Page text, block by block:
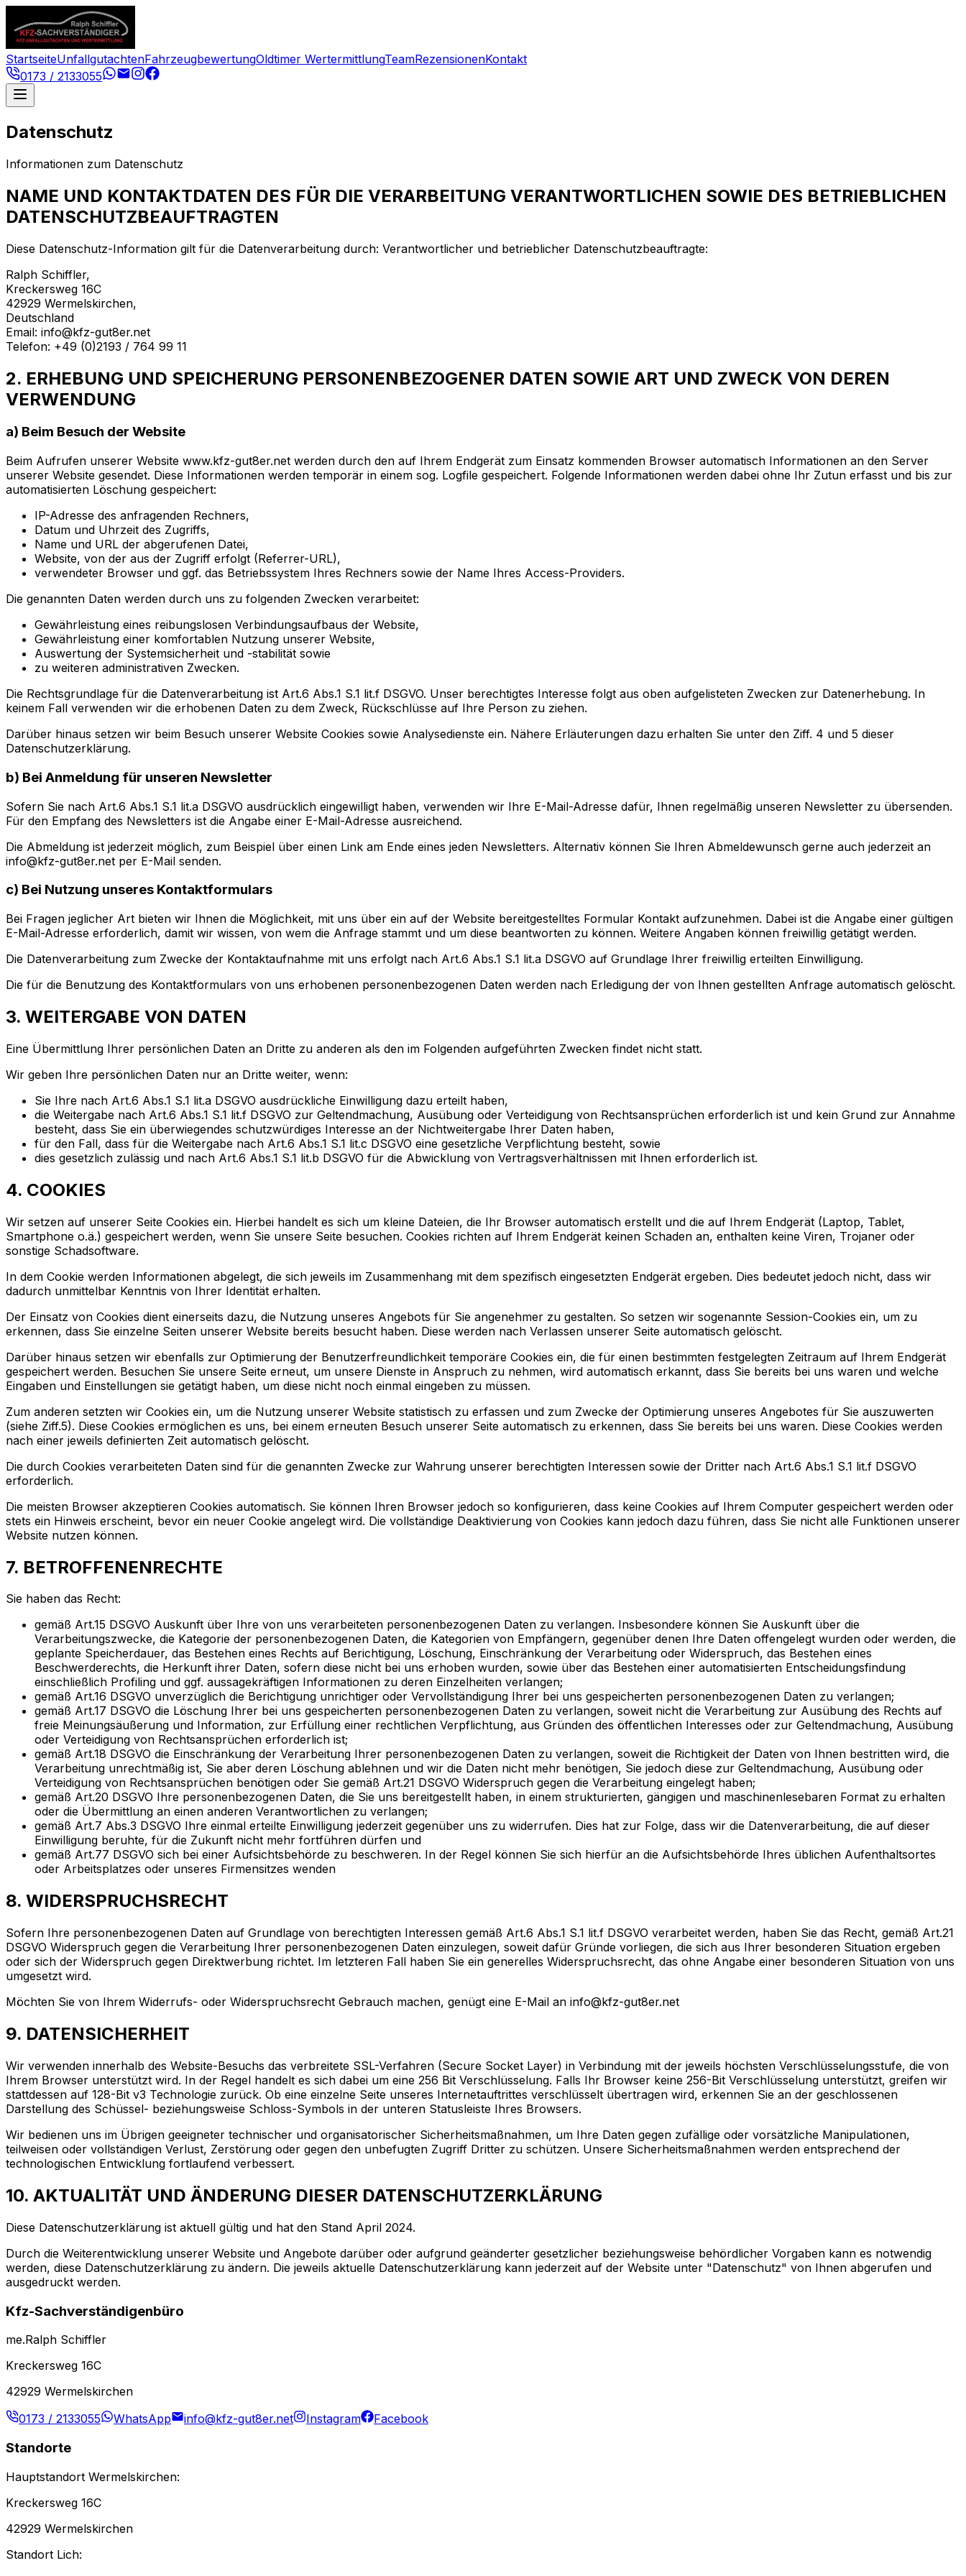
StartseiteUnfallgutachtenFahrzeugbewertungOldtimer WertermittlungTeamRezensionenKontakt
0173 / 2133055
Datenschutz
Informationen zum Datenschutz
NAME UND KONTAKTDATEN DES FÜR DIE VERARBEITUNG VERANTWORTLICHEN SOWIE DES BETRIEBLICHEN
DATENSCHUTZBEAUFTRAGTEN
Diese Datenschutz-Information gilt für die Datenverarbeitung durch: Verantwortlicher und betrieblicher Datenschutzbeauftragte:
Ralph Schiffler,
Kreckersweg 16C
42929 Wermelskirchen,
Deutschland
Email: info@kfz-gut8er.net
Telefon: +49 (0)2193 / 764 99 11
2. ERHEBUNG UND SPEICHERUNG PERSONENBEZOGENER DATEN SOWIE ART UND ZWECK VON DEREN
VERWENDUNG
a) Beim Besuch der Website
Beim Aufrufen unserer Website www.kfz-gut8er.net werden durch den auf Ihrem Endgerät zum Einsatz kommenden Browser automatisch Informationen an den Server
unserer Website gesendet. Diese Informationen werden temporär in einem sog. Logfile gespeichert. Folgende Informationen werden dabei ohne Ihr Zutun erfasst und bis zur
automatisierten Löschung gespeichert:
IP-Adresse des anfragenden Rechners,
Datum und Uhrzeit des Zugriffs,
Name und URL der abgerufenen Datei,
Website, von der aus der Zugriff erfolgt (Referrer-URL),
verwendeter Browser und ggf. das Betriebssystem Ihres Rechners sowie der Name Ihres Access-Providers.
Die genannten Daten werden durch uns zu folgenden Zwecken verarbeitet:
Gewährleistung eines reibungslosen Verbindungsaufbaus der Website,
Gewährleistung einer komfortablen Nutzung unserer Website,
Auswertung der Systemsicherheit und -stabilität sowie
zu weiteren administrativen Zwecken.
Die Rechtsgrundlage für die Datenverarbeitung ist Art.6 Abs.1 S.1 lit.f DSGVO. Unser berechtigtes Interesse folgt aus oben aufgelisteten Zwecken zur Datenerhebung. In
keinem Fall verwenden wir die erhobenen Daten zu dem Zweck, Rückschlüsse auf Ihre Person zu ziehen.
Darüber hinaus setzen wir beim Besuch unserer Website Cookies sowie Analysedienste ein. Nähere Erläuterungen dazu erhalten Sie unter den Ziff. 4 und 5 dieser
Datenschutzerklärung.
b) Bei Anmeldung für unseren Newsletter
Sofern Sie nach Art.6 Abs.1 S.1 lit.a DSGVO ausdrücklich eingewilligt haben, verwenden wir Ihre E-Mail-Adresse dafür, Ihnen regelmäßig unseren Newsletter zu übersenden.
Für den Empfang des Newsletters ist die Angabe einer E-Mail-Adresse ausreichend.
Die Abmeldung ist jederzeit möglich, zum Beispiel über einen Link am Ende eines jeden Newsletters. Alternativ können Sie Ihren Abmeldewunsch gerne auch jederzeit an
info@kfz-gut8er.net per E-Mail senden.
c) Bei Nutzung unseres Kontaktformulars
Bei Fragen jeglicher Art bieten wir Ihnen die Möglichkeit, mit uns über ein auf der Website bereitgestelltes Formular Kontakt aufzunehmen. Dabei ist die Angabe einer gültigen
E-Mail-Adresse erforderlich, damit wir wissen, von wem die Anfrage stammt und um diese beantworten zu können. Weitere Angaben können freiwillig getätigt werden.
Die Datenverarbeitung zum Zwecke der Kontaktaufnahme mit uns erfolgt nach Art.6 Abs.1 S.1 lit.a DSGVO auf Grundlage Ihrer freiwillig erteilten Einwilligung.
Die für die Benutzung des Kontaktformulars von uns erhobenen personenbezogenen Daten werden nach Erledigung der von Ihnen gestellten Anfrage automatisch gelöscht.
3. WEITERGABE VON DATEN
Eine Übermittlung Ihrer persönlichen Daten an Dritte zu anderen als den im Folgenden aufgeführten Zwecken findet nicht statt.
Wir geben Ihre persönlichen Daten nur an Dritte weiter, wenn:
Sie Ihre nach Art.6 Abs.1 S.1 lit.a DSGVO ausdrückliche Einwilligung dazu erteilt haben,
die Weitergabe nach Art.6 Abs.1 S.1 lit.f DSGVO zur Geltendmachung, Ausübung oder Verteidigung von Rechtsansprüchen erforderlich ist und kein Grund zur Annahme
besteht, dass Sie ein überwiegendes schutzwürdiges Interesse an der Nichtweitergabe Ihrer Daten haben,
für den Fall, dass für die Weitergabe nach Art.6 Abs.1 S.1 lit.c DSGVO eine gesetzliche Verpflichtung besteht, sowie
dies gesetzlich zulässig und nach Art.6 Abs.1 S.1 lit.b DSGVO für die Abwicklung von Vertragsverhältnissen mit Ihnen erforderlich ist.
4. COOKIES
Wir setzen auf unserer Seite Cookies ein. Hierbei handelt es sich um kleine Dateien, die Ihr Browser automatisch erstellt und die auf Ihrem Endgerät (Laptop, Tablet,
Smartphone o.ä.) gespeichert werden, wenn Sie unsere Seite besuchen. Cookies richten auf Ihrem Endgerät keinen Schaden an, enthalten keine Viren, Trojaner oder
sonstige Schadsoftware.
In dem Cookie werden Informationen abgelegt, die sich jeweils im Zusammenhang mit dem spezifisch eingesetzten Endgerät ergeben. Dies bedeutet jedoch nicht, dass wir
dadurch unmittelbar Kenntnis von Ihrer Identität erhalten.
Der Einsatz von Cookies dient einerseits dazu, die Nutzung unseres Angebots für Sie angenehmer zu gestalten. So setzen wir sogenannte Session-Cookies ein, um zu
erkennen, dass Sie einzelne Seiten unserer Website bereits besucht haben. Diese werden nach Verlassen unserer Seite automatisch gelöscht.
Darüber hinaus setzen wir ebenfalls zur Optimierung der Benutzerfreundlichkeit temporäre Cookies ein, die für einen bestimmten festgelegten Zeitraum auf Ihrem Endgerät
gespeichert werden. Besuchen Sie unsere Seite erneut, um unsere Dienste in Anspruch zu nehmen, wird automatisch erkannt, dass Sie bereits bei uns waren und welche
Eingaben und Einstellungen sie getätigt haben, um diese nicht noch einmal eingeben zu müssen.
Zum anderen setzten wir Cookies ein, um die Nutzung unserer Website statistisch zu erfassen und zum Zwecke der Optimierung unseres Angebotes für Sie auszuwerten
(siehe Ziff.5). Diese Cookies ermöglichen es uns, bei einem erneuten Besuch unserer Seite automatisch zu erkennen, dass Sie bereits bei uns waren. Diese Cookies werden
nach einer jeweils definierten Zeit automatisch gelöscht.
Die durch Cookies verarbeiteten Daten sind für die genannten Zwecke zur Wahrung unserer berechtigten Interessen sowie der Dritter nach Art.6 Abs.1 S.1 lit.f DSGVO
erforderlich.
Die meisten Browser akzeptieren Cookies automatisch. Sie können Ihren Browser jedoch so konfigurieren, dass keine Cookies auf Ihrem Computer gespeichert werden oder
stets ein Hinweis erscheint, bevor ein neuer Cookie angelegt wird. Die vollständige Deaktivierung von Cookies kann jedoch dazu führen, dass Sie nicht alle Funktionen unserer
Website nutzen können.
7. BETROFFENENRECHTE
Sie haben das Recht:
gemäß Art.15 DSGVO Auskunft über Ihre von uns verarbeiteten personenbezogenen Daten zu verlangen. Insbesondere können Sie Auskunft über die
Verarbeitungszwecke, die Kategorie der personenbezogenen Daten, die Kategorien von Empfängern, gegenüber denen Ihre Daten offengelegt wurden oder werden, die
geplante Speicherdauer, das Bestehen eines Rechts auf Berichtigung, Löschung, Einschränkung der Verarbeitung oder Widerspruch, das Bestehen eines
Beschwerderechts, die Herkunft ihrer Daten, sofern diese nicht bei uns erhoben wurden, sowie über das Bestehen einer automatisierten Entscheidungsfindung
einschließlich Profiling und ggf. aussagekräftigen Informationen zu deren Einzelheiten verlangen;
gemäß Art.16 DSGVO unverzüglich die Berichtigung unrichtiger oder Vervollständigung Ihrer bei uns gespeicherten personenbezogenen Daten zu verlangen;
gemäß Art.17 DSGVO die Löschung Ihrer bei uns gespeicherten personenbezogenen Daten zu verlangen, soweit nicht die Verarbeitung zur Ausübung des Rechts auf
freie Meinungsäußerung und Information, zur Erfüllung einer rechtlichen Verpflichtung, aus Gründen des öffentlichen Interesses oder zur Geltendmachung, Ausübung
oder Verteidigung von Rechtsansprüchen erforderlich ist;
gemäß Art.18 DSGVO die Einschränkung der Verarbeitung Ihrer personenbezogenen Daten zu verlangen, soweit die Richtigkeit der Daten von Ihnen bestritten wird, die
Verarbeitung unrechtmäßig ist, Sie aber deren Löschung ablehnen und wir die Daten nicht mehr benötigen, Sie jedoch diese zur Geltendmachung, Ausübung oder
Verteidigung von Rechtsansprüchen benötigen oder Sie gemäß Art.21 DSGVO Widerspruch gegen die Verarbeitung eingelegt haben;
gemäß Art.20 DSGVO Ihre personenbezogenen Daten, die Sie uns bereitgestellt haben, in einem strukturierten, gängigen und maschinenlesebaren Format zu erhalten
oder die Übermittlung an einen anderen Verantwortlichen zu verlangen;
gemäß Art.7 Abs.3 DSGVO Ihre einmal erteilte Einwilligung jederzeit gegenüber uns zu widerrufen. Dies hat zur Folge, dass wir die Datenverarbeitung, die auf dieser
Einwilligung beruhte, für die Zukunft nicht mehr fortführen dürfen und
gemäß Art.77 DSGVO sich bei einer Aufsichtsbehörde zu beschweren. In der Regel können Sie sich hierfür an die Aufsichtsbehörde Ihres üblichen Aufenthaltsortes
oder Arbeitsplatzes oder unseres Firmensitzes wenden
8. WIDERSPRUCHSRECHT
Sofern Ihre personenbezogenen Daten auf Grundlage von berechtigten Interessen gemäß Art.6 Abs.1 S.1 lit.f DSGVO verarbeitet werden, haben Sie das Recht, gemäß Art.21
DSGVO Widerspruch gegen die Verarbeitung Ihrer personenbezogenen Daten einzulegen, soweit dafür Gründe vorliegen, die sich aus Ihrer besonderen Situation ergeben
oder sich der Widerspruch gegen Direktwerbung richtet. Im letzteren Fall haben Sie ein generelles Widerspruchsrecht, das ohne Angabe einer besonderen Situation von uns
umgesetzt wird.
Möchten Sie von Ihrem Widerrufs- oder Widerspruchsrecht Gebrauch machen, genügt eine E-Mail an info@kfz-gut8er.net
9. DATENSICHERHEIT
Wir verwenden innerhalb des Website-Besuchs das verbreitete SSL-Verfahren (Secure Socket Layer) in Verbindung mit der jeweils höchsten Verschlüsselungsstufe, die von
Ihrem Browser unterstützt wird. In der Regel handelt es sich dabei um eine 256 Bit Verschlüsselung. Falls Ihr Browser keine 256-Bit Verschlüsselung unterstützt, greifen wir
stattdessen auf 128-Bit v3 Technologie zurück. Ob eine einzelne Seite unseres Internetauftrittes verschlüsselt übertragen wird, erkennen Sie an der geschlossenen
Darstellung des Schüssel- beziehungsweise Schloss-Symbols in der unteren Statusleiste Ihres Browsers.
Wir bedienen uns im Übrigen geeigneter technischer und organisatorischer Sicherheitsmaßnahmen, um Ihre Daten gegen zufällige oder vorsätzliche Manipulationen,
teilweisen oder vollständigen Verlust, Zerstörung oder gegen den unbefugten Zugriff Dritter zu schützen. Unsere Sicherheitsmaßnahmen werden entsprechend der
technologischen Entwicklung fortlaufend verbessert.
10. AKTUALITÄT UND ÄNDERUNG DIESER DATENSCHUTZERKLÄRUNG
Diese Datenschutzerklärung ist aktuell gültig und hat den Stand April 2024.
Durch die Weiterentwicklung unserer Website und Angebote darüber oder aufgrund geänderter gesetzlicher beziehungsweise behördlicher Vorgaben kann es notwendig
werden, diese Datenschutzerklärung zu ändern. Die jeweils aktuelle Datenschutzerklärung kann jederzeit auf der Website unter "Datenschutz" von Ihnen abgerufen und
ausgedruckt werden.
Kfz-Sachverständigenbüro
me.Ralph Schiffler
Kreckersweg 16C
42929 Wermelskirchen
0173 / 2133055
WhatsApp info@kfz-gut8er.net Instagram Facebook
Standorte
Hauptstandort Wermelskirchen:
Kreckersweg 16C
42929 Wermelskirchen
Standort Lich: